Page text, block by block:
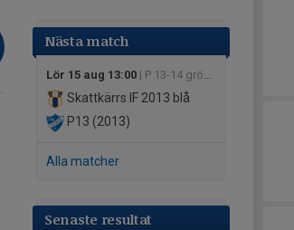
Nästa match
Lör 15 aug 13:00 | P 13-14 grön grupp 4 hösten 2026
Skattkärrs IF 2013 blå
P13 (2013)
Alla matcher
Senaste resultat